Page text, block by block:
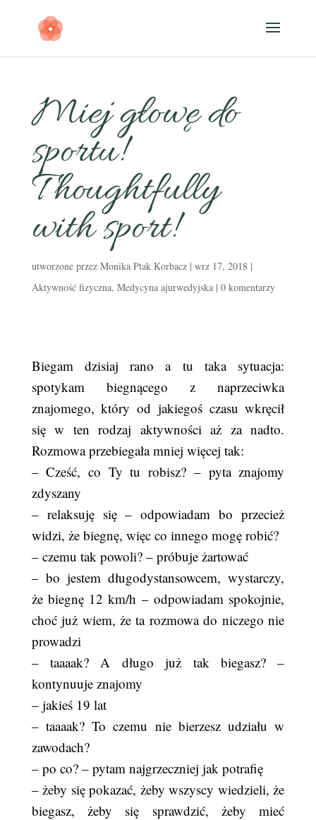
Miej głowę do
sportu!
Thoughtfully
with sport!
utworzone przez Monika Ptak Korbacz| wrz 17, 2018|
Aktywność fizyczna, Medycyna ajurwedyjska| 0 komentarzy
Biegam dzisiaj rano a tu taka sytuacja:
spotykam biegnącego z naprzeciwka
znajomego, który od jakiegoś czasu wkręcił
się w ten rodzaj aktywności aż za nadto.
Rozmowa przebiegała mniej więcej tak:
– Cześć, co Ty tu robisz? – pyta znajomy
zdyszany
– relaksuję się – odpowiadam bo przecież
widzi, że biegnę, więc co innego mogę robić?
– czemu tak powoli? – próbuje żartować
– bo jestem długodystansowcem, wystarczy,
że biegnę 12 km/h – odpowiadam spokojnie,
choć już wiem, że ta rozmowa do niczego nie
prowadzi
– taaaak? A długo już tak biegasz? –
kontynuuje znajomy
– jakieś 19 lat
– taaaak? To czemu nie bierzesz udziału w
zawodach?
– po co? – pytam najgrzeczniej jak potrafię
– żeby się pokazać, żeby wszyscy wiedzieli, że
biegasz, żeby się sprawdzić, żeby mieć